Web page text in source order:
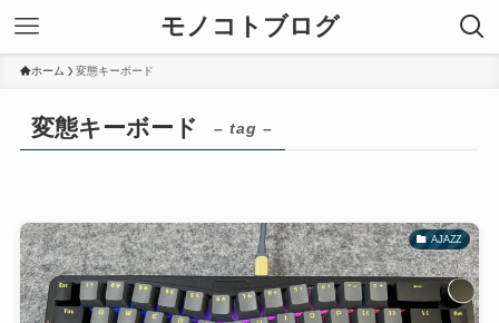
モノコトブログ
ホーム 変態キーボード
変態キーボード – tag –
AJAZZ